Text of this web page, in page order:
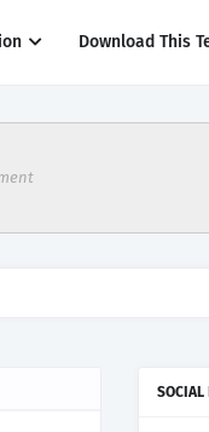
Download This
SOCIAL